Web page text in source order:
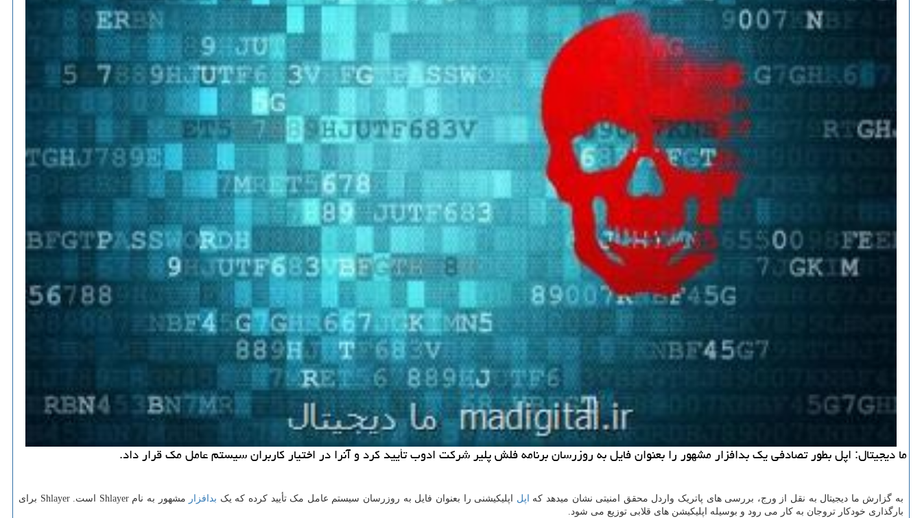
ما دیجیتال: اپل بطور تصادفی یك بدافزار مشهور را بعنوان فایل به روزرسان برنامه فلش پلیر شركت ادوب تأیید كرد و آنرا در اختیار كاربران سیستم عامل مك قرار داد.
به گزارش ما دیجیتال به نقل از ورج، بررسی های پاتریک واردل محقق امنیتی نشان میدهد که اپل اپلیکیشنی را بعنوان فایل به روزرسان سیستم عامل مک تأیید کرده که یک بدافزار
مشهور به نام Shlayer است. Shlayer برای
بارگذاری خودکار تروجان به کار می رود و بوسیله اپلیکیشن های قلابی توزیع می شود.